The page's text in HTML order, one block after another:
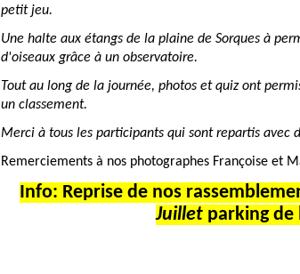
petit jeu.
Une halte aux étangs de la plaine de Sorques à
d'oiseaux grâce à un observatoire.
Tout au long de la journée, photos et quiz ont
un classement.
Merci à tous les participants qui sont repartis avec
Remerciements à nos photographes Françoise et
Info: Reprise de nos
Juilletparking de